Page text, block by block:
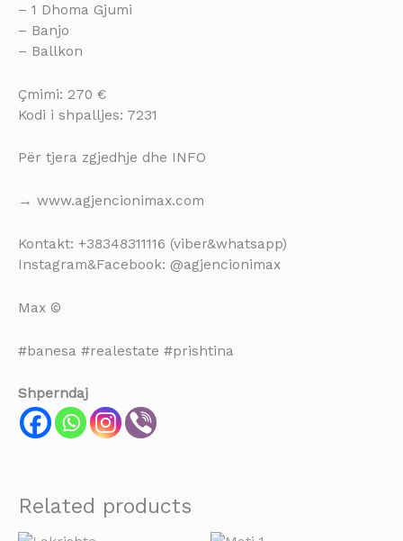
– 1 Dhoma Gjumi
– Banjo
– Ballkon
Çmimi: 270 €
Kodi i shpalljes: 7231
Për tjera zgjedhje dhe INFO
→ www.agjencionimax.com
Kontakt: +38348311116 (viber&whatsapp)
Instagram&Facebook: @agjencionimax
Max ©
#banesa #realestate #prishtina
Shperndaj
Related products